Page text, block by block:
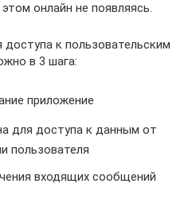
онлайн не появляясь.
к пользовательским
в 3 шага:
приложение
для доступа к данным от
пользователя
входящих сообщений